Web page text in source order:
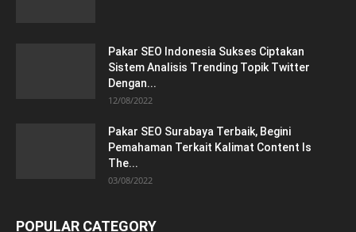
Pakar SEO Indonesia Sukses Ciptakan
Sistem Analisis Trending Topik Twitter
Dengan...
12/08/2022
Pakar SEO Surabaya Terbaik, Begini
Pemahaman Terkait Kalimat Content Is
The...
03/08/2022
POPULAR CATEGORY